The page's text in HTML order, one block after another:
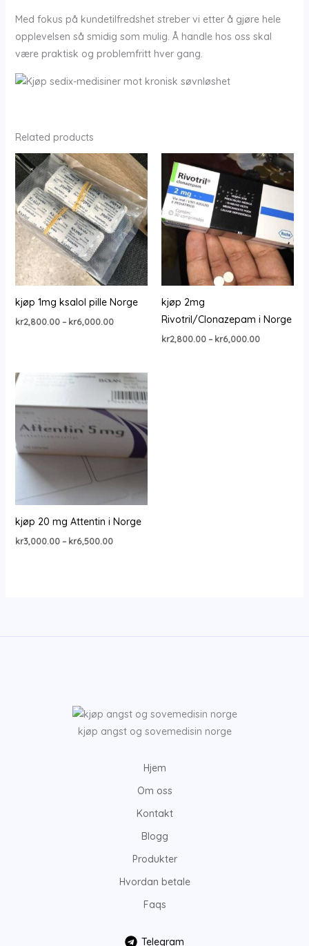
Med fokus på kundetilfredshet streber vi etter å gjøre hele
opplevelsen så smidig som mulig. Å handle hos oss skal
være praktisk og problemfritt hver gang.
Related products
kjøp 1mg ksalol pille Norge
kr2,800.00 – kr6,000.00Price
kjøp 2mg
Rivotril/Clonazepam i Norge
kr2,800.00– kr6,000.00Price
kjøp 20 mg Attentin i Norge
kr3,000.00 – kr6,500.00Price
kjøp angst og sovemedisin norge
Hjem
Om oss
Kontakt
Blogg
Produkter
Hvordan betale
Faqs
Telegram